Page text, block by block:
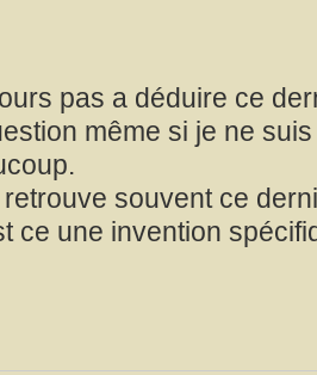
pas a déduire ce
même si je ne
souvent ce
ce une invention